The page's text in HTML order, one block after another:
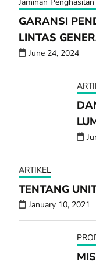
GARANSI
LINTAS
June 24, 2024
ARTIKEL
TENTANG
January 10, 2021